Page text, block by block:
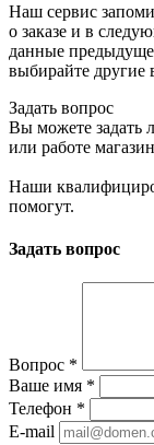
Наш сервис
о заказе и в
данные
выбирайте другие
Задать вопрос
Вы можете задать
или работе
Наши
помогут.
Задать вопрос
Вопрос *
Ваше имя *
Телефон *
E-mail